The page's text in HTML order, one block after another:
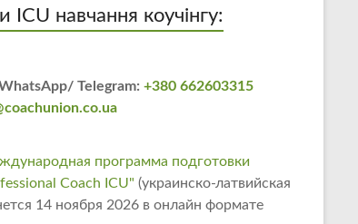
ICU навчання коучінгу:
Telegram: +380 662603315
программа подготовки
Coach ICU" (украинско-латвийская
14 ноября 2026 в онлайн формате